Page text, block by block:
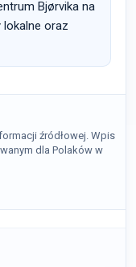
Bjørvika na
oraz
źródłowej. Wpis
dla Polaków w